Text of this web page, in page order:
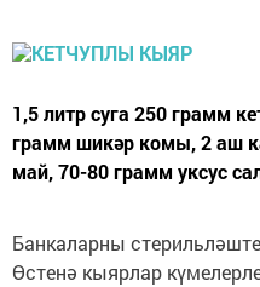
1,5 литр суга 250 грамм
грамм шикәр комы, 2 аш
май, 70-80 грамм уксус
Банкаларны
Өстенә кыярлар